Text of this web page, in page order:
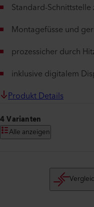
Standard-
Montagefüsse und
prozessicher durch
inklusive digitalem
Produkt Details
4 Varianten
Alle anzeigen